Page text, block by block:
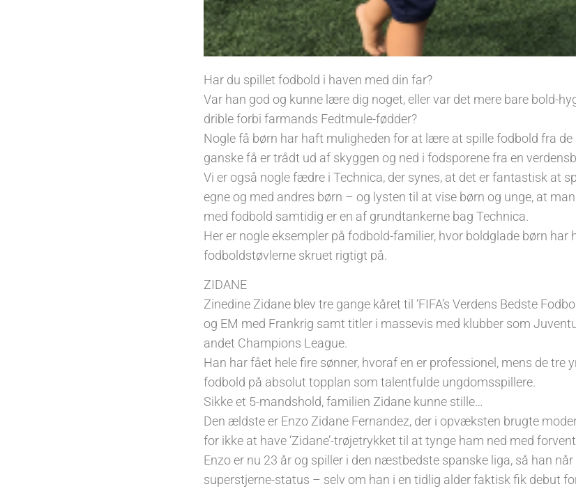
Har du spillet fodbold i haven med din far?
Var han god og kunne lære dig noget, eller var det mere bare bold-
drible forbi farmands Fedtmule-fødder?
Nogle få børn har haft muligheden for at lære at spille fodbold fra de
ganske få er trådt ud af skyggen og ned i fodsporene fra en
Vi er også nogle fædre i Technica, der synes, at det er fantastisk at
egne og med andres børn – og lysten til at vise børn og unge, at
med fodbold samtidig er en af grundtankerne bag Technica.
Her er nogle eksempler på fodbold-familier, hvor boldglade børn
fodboldstøvlerne skruet rigtigt på.
ZIDANE
Zinedine Zidane blev tre gange kåret til ‘FIFA’s Verdens Bedste
og EM med Frankrig samt titler i massevis med klubber som
andet Champions League.
Han har fået hele fire sønner, hvoraf en er professionel, mens de tre
fodbold på absolut topplan som talentfulde ungdomsspillere.
Sikke et 5-mandshold, familien Zidane kunne stille…
Den ældste er Enzo Zidane Fernandez, der i opvæksten brugte
for ikke at have ‘Zidane’-trøjetrykket til at tynge ham ned med
Enzo er nu 23 år og spiller i den næstbedste spanske liga, så han
superstjerne-status – selv om han i en tidlig alder faktisk fik debut